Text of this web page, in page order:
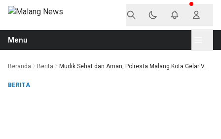
Langsung ke konten
Menu
Beranda Berita Mudik Sehat dan Aman, Polresta Malang Kota Gelar V...
BERITA